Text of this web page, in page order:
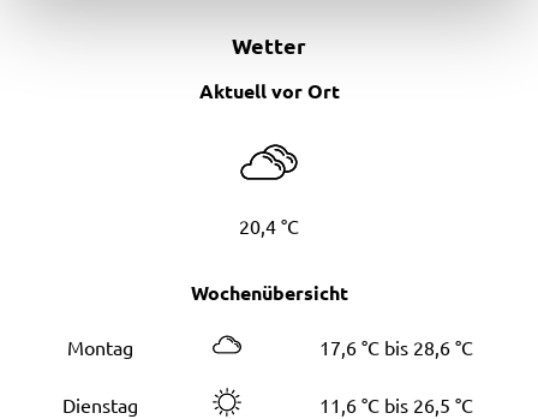
Wetter
Aktuell vor Ort
20,4 °C
Wochenübersicht
Montag 17,6 °C bis 28,6 °C
Dienstag 11,6 °C bis 26,5 °C